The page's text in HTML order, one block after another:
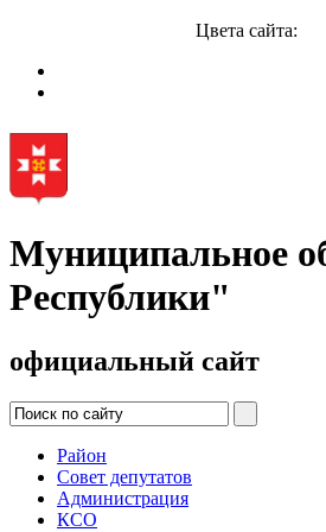
Цвета сайта:
Муниципальное
Республики"
официальный сайт
Район
Совет депутатов
Администрация
КСО